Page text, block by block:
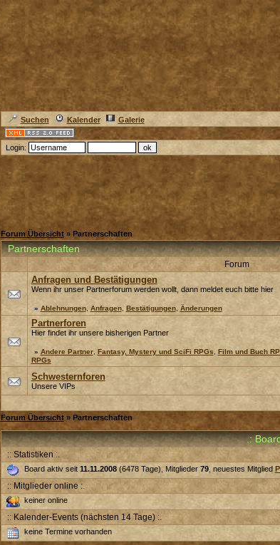
Suchen Kalender Galerie
Login:
Forum Übersicht » Partnerschaften
Partnerschaften
Forum
Anfragen und Bestätigungen
Wenn ihr unser Partnerforum werden wollt, dann meldet euch bitte hier
» Ablehnungen, Anfragen, Bestätigungen, Änderungen
Partnerforen
Hier findet ihr unsere bisherigen Partner
» Andere Partner, Fantasy, Mystery und SciFi RPGs Film und Buch
RPGs
Schwesternforen
Unsere VIPs
Forum Übersicht » Partnerschaften
.:
:: Statistiken :.
Board aktiv seit 11.11.2008(6478 Tage), Mitglieder 79, neuestes Mitglied
:: Mitglieder online :.
keiner online
:: Kalender-Events (nächsten 14 Tage) :.
keine Termine vorhanden